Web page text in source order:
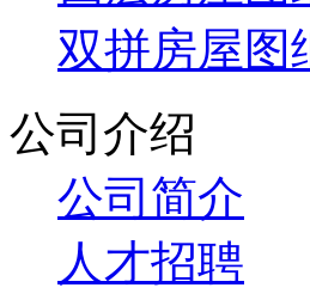
双拼房屋图
公司介绍
公司简介
人才招聘